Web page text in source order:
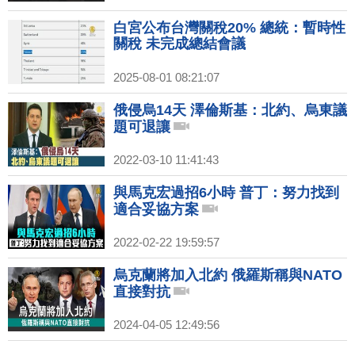
白宮公布台灣關稅20% 總統：暫時性
關稅 未完成總結會議
2025-08-01 08:21:07
俄侵烏14天 澤倫斯基：北約、烏東議
題可退讓
2022-03-10 11:41:43
與馬克宏過招6小時 普丁：努力找到
適合妥協方案
2022-02-22 19:59:57
烏克蘭將加入北約 俄羅斯稱與NATO
直接對抗
2024-04-05 12:49:56